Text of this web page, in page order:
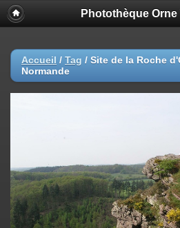
Photothèque
Accueil / Tag / Site de la Roche
Normande